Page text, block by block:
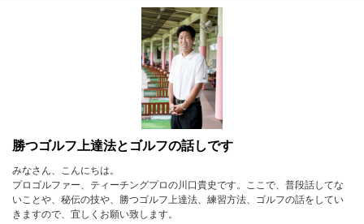
勝つゴルフ上達法とゴルフの話しです
みなさん、こんにちは。
プロゴルファー、ティーチングプロの川口貴史です。ここで、普段話してな
いことや、秘伝の技や、勝つゴルフ上達法、練習方法、ゴルフの話をしてい
きますので、宜しくお願い致します。